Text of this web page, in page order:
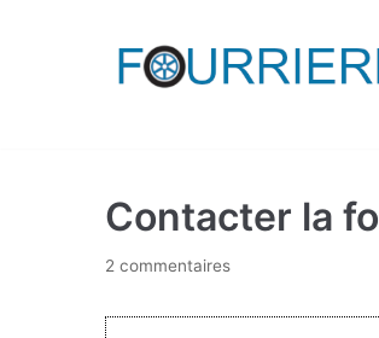
Contacter la
2 commentaires